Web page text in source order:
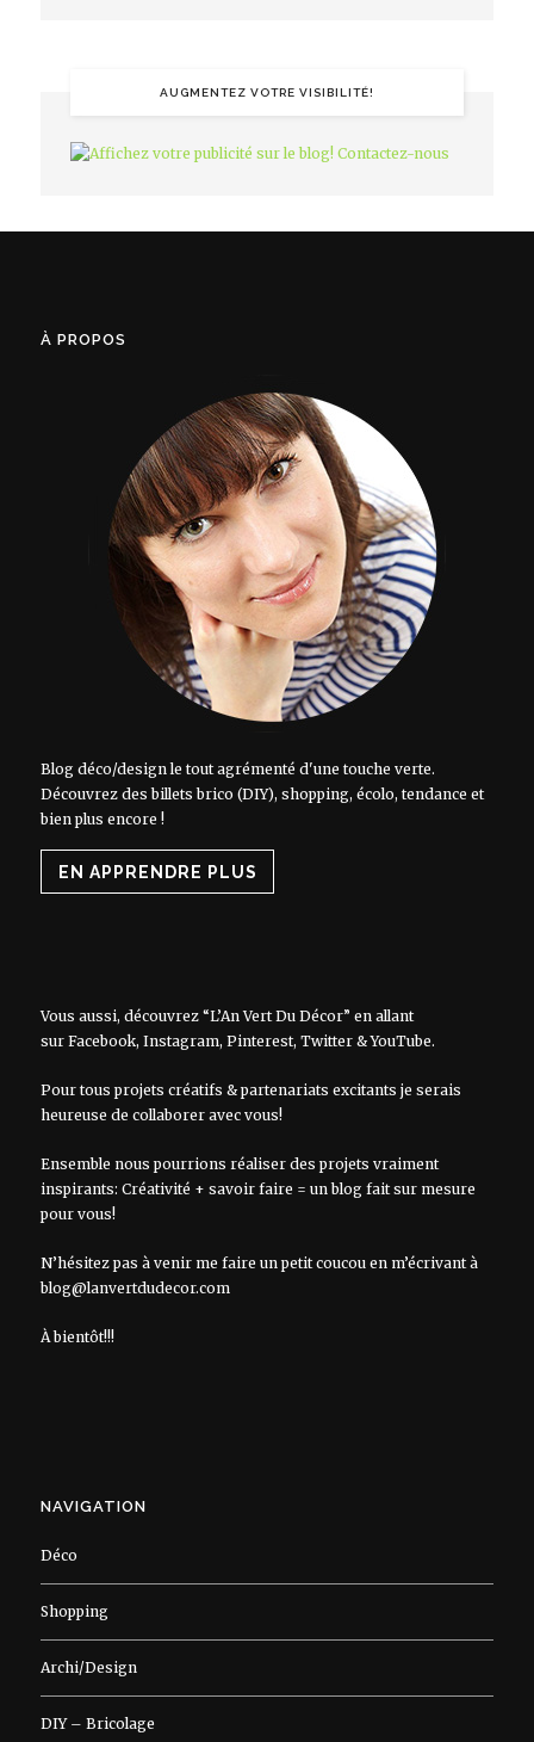
AUGMENTEZ VOTRE VISIBILITÉ!
À PROPOS
Blog déco/design le tout agrémenté d'une touche verte.
Découvrez des billets brico (DIY), shopping, écolo, tendance et
bien plus encore !
EN APPRENDRE PLUS
Vous aussi, découvrez “L’An Vert Du Décor” en allant
sur Facebook, Instagram, Pinterest, Twitter&YouTube.
Pour tous projets créatifs & partenariats excitants je serais
heureuse de collaborer avec vous!
Ensemble nous pourrions réaliser des projets vraiment
inspirants: Créativité + savoir faire = un blog fait sur mesure
pour vous!
N’hésitez pas à venir me faire un petit coucou en m’écrivant à
blog@lanvertdudecor.com
À bientôt!!!
NAVIGATION
Déco
Shopping
Archi/Design
DIY – Bricolage